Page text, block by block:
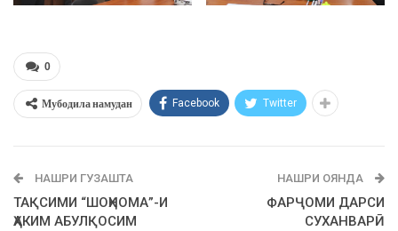
0
Мубодила намудан Facebook Twitter
НАШРИ ГУЗАШТА
ТАҚСИМИ “ШОҲНОМА”-И
ҲАКИМ АБУЛҚОСИМ
НАШРИ ОЯНДА
ФАРҶОМИ ДАРСИ
СУХАНВАРӢ